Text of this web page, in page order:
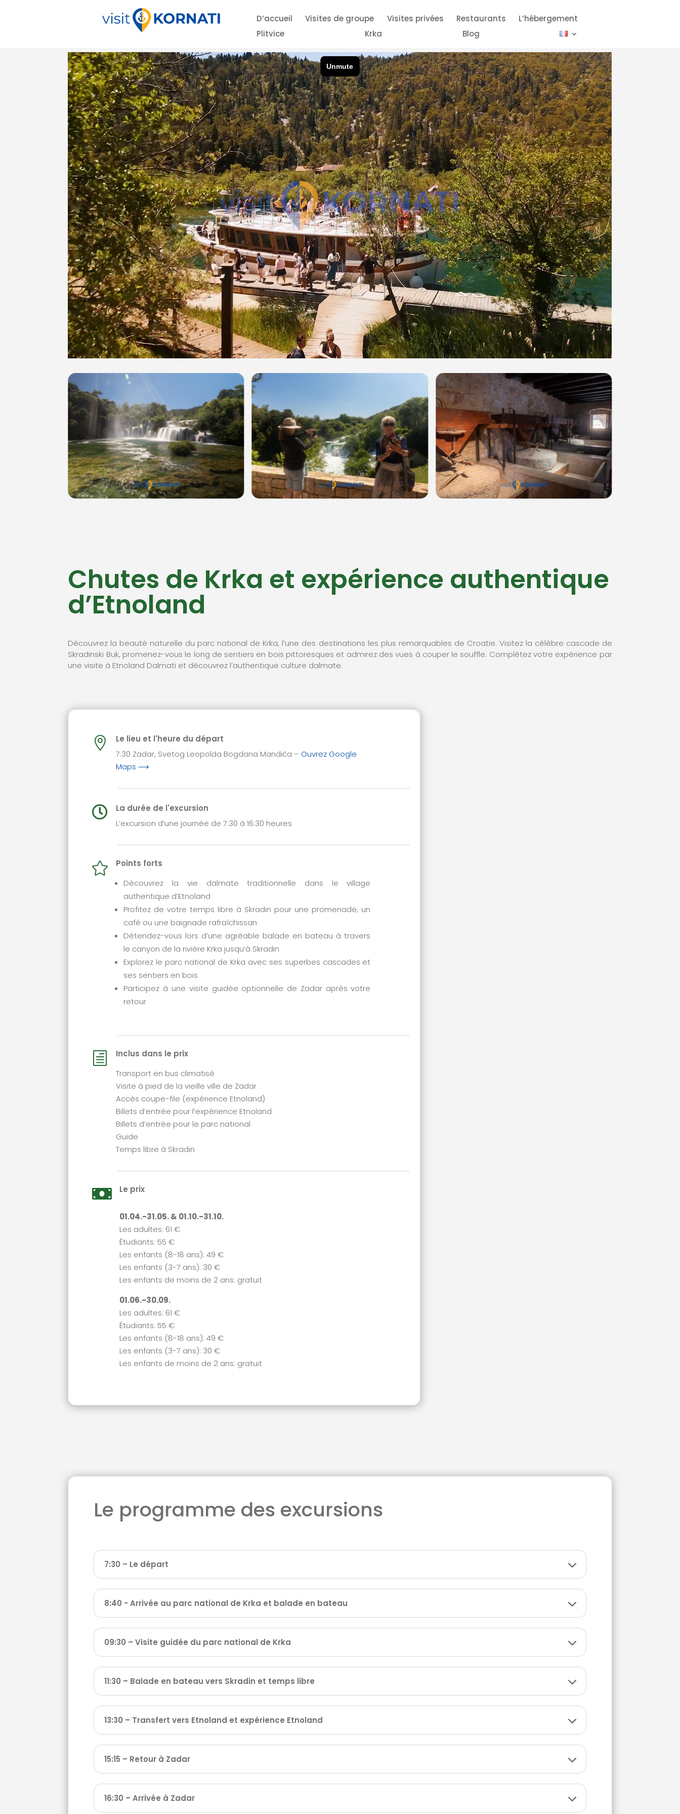
D’accueil Visites de groupe Visites privées Restaurants
L’hébergement
Plitvice
Krka Blog
Chutes de Krka et expérience authentique
d’Etnoland
Découvrez la beauté naturelle du parc national de Krka, l’une des destinations les plus remarquables de Croatie. Visitez la célèbre cascade de
Skradinski Buk, promenez-vous le long de sentiers en bois pittoresques et admirez des vues à couper le souffle. Complétez votre expérience par
une visite à Etnoland Dalmati et découvrez l’authentique culture dalmate.

Le lieu et l'heure du départ
7:30 Zadar, Svetog Leopolda Bogdana Mandića – Ouvrez Google
Maps ⟶

La durée de l'excursion
L’excursion d’une journée de 7:30 à 16:30 heures

Points forts
Découvrez la vie dalmate traditionnelle dans le village
authentique d’Etnoland
Profitez de votre temps libre à Skradin pour une promenade, un
café ou une baignade rafraîchissan
Détendez-vous lors d’une agréable balade en bateau à travers
le canyon de la rivière Krka jusqu’à Skradin
Explorez le parc national de Krka avec ses superbes cascades et
ses sentiers en bois
Participez à une visite guidée optionnelle de Zadar après votre
retour
h
Inclus dans le prix
Transport en bus climatisé
Visite à pied de la vieille ville de Zadar
Accès coupe-file (expérience Etnoland)
Billets d’entrée pour l’expérience Etnoland
Billets d’entrée pour le parc national
Guide
Temps libre à Skradin
 Le prix
01.04.-31.05. & 01.10.-31.10.
Les adultes: 61 €
Étudiants: 55 €
Les enfants (8-18 ans): 49 €
Les enfants (3-7 ans): 30 €
Les enfants de moins de 2 ans: gratuit
01.06.-30.09.
Les adultes: 61 €
Étudiants: 55 €
Les enfants (8-18 ans): 49 €
Les enfants (3-7 ans): 30 €
Les enfants de moins de 2 ans: gratuit
Le programme des excursions
7:30 – Le départ
8:40 - Arrivée au parc national de Krka et balade en bateau
09:30 – Visite guidée du parc national de Krka
11:30 – Balade en bateau vers Skradin et temps libre
13:30 – Transfert vers Etnoland et expérience Etnoland
15:15 – Retour à Zadar
16:30 – Arrivée à Zadar